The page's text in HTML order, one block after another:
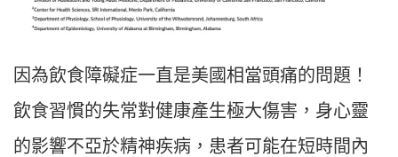
因為飲食障礙症一直是美國相當頭痛的問題！
飲食習慣的失常對健康產生極大傷害，身心靈
的影響不亞於精神疾病，患者可能在短時間內